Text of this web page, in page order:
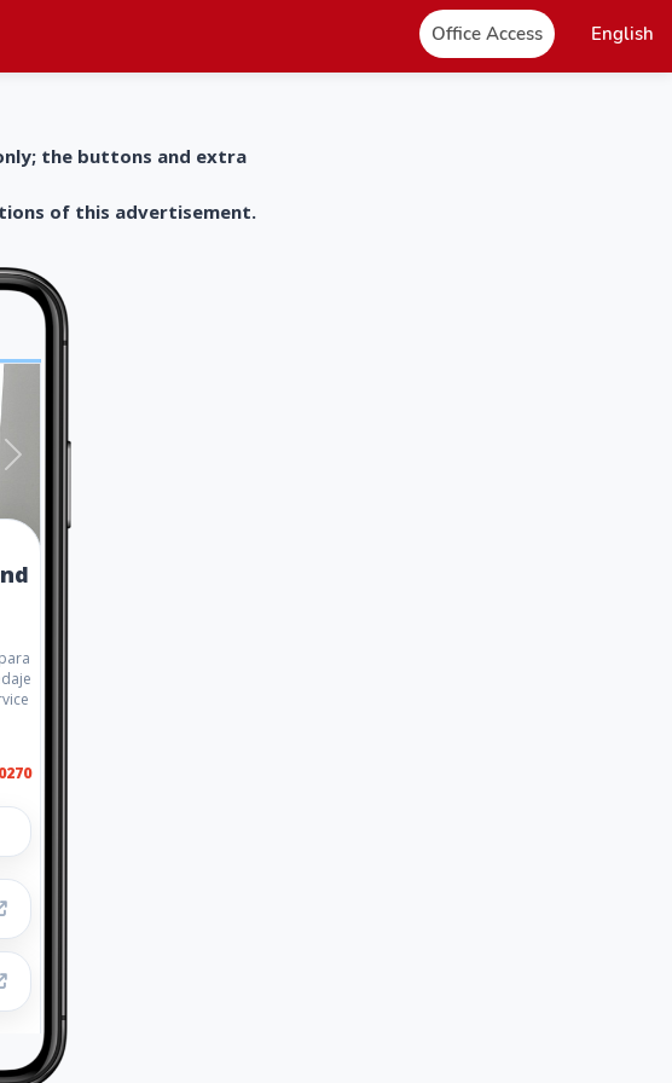
Office Access English
the buttons and extra
of this advertisement.